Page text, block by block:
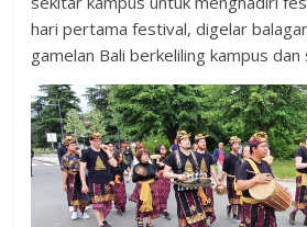
hari pertama festival, digelar
gamelan Bali berkeliling kampus dan